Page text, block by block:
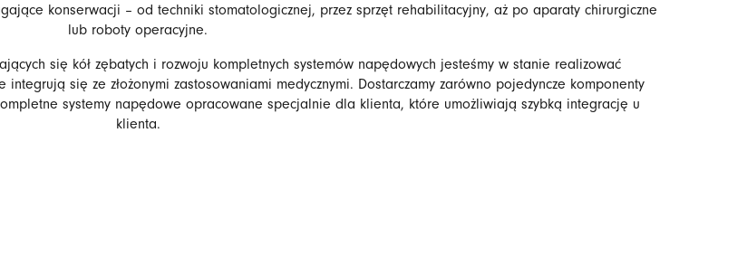
konserwacji – od techniki stomatologicznej, przez sprzęt rehabilitacyjny, aż po aparaty chirurgiczne
lub roboty operacyjne.
się kół zębatych i rozwoju kompletnych systemów napędowych jesteśmy w stanie realizować
się ze złożonymi zastosowaniami medycznymi. Dostarczamy zarówno pojedyncze komponenty
systemy napędowe opracowane specjalnie dla klienta, które umożliwiają szybką integrację u
klienta.